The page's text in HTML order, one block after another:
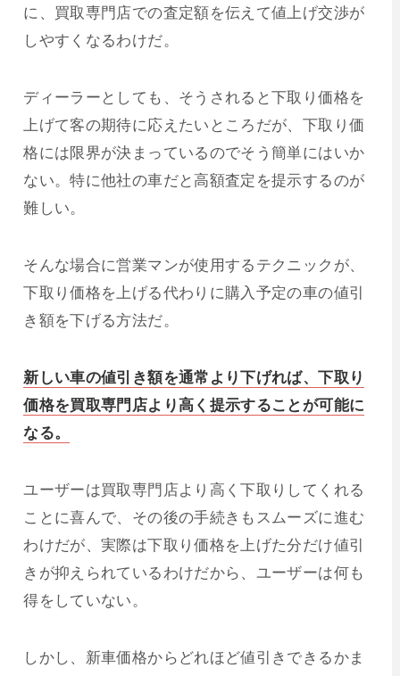
に、買取専門店での査定額を伝えて値上げ交渉が
しやすくなるわけだ。
ディーラーとしても、そうされると下取り価格を
上げて客の期待に応えたいところだが、下取り価
格には限界が決まっているのでそう簡単にはいか
ない。特に他社の車だと高額査定を提示するのが
難しい。
そんな場合に営業マンが使用するテクニックが、
下取り価格を上げる代わりに購入予定の車の値引
き額を下げる方法だ。
新しい車の値引き額を通常より下げれば、下取り
価格を買取専門店より高く提示することが可能に
なる。
ユーザーは買取専門店より高く下取りしてくれる
ことに喜んで、その後の手続きもスムーズに進む
わけだが、実際は下取り価格を上げた分だけ値引
きが抑えられているわけだから、ユーザーは何も
得をしていない。
しかし、新車価格からどれほど値引きできるかま